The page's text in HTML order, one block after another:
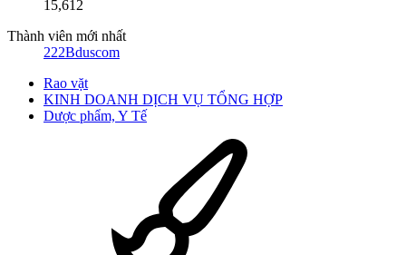
15,612
Thành viên mới nhất
222Bduscom
Rao vặt
KINH DOANH DỊCH VỤ TỔNG HỢP
Dược phẩm, Y Tế